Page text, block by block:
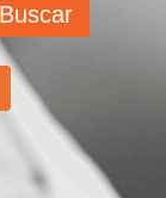
Buscar